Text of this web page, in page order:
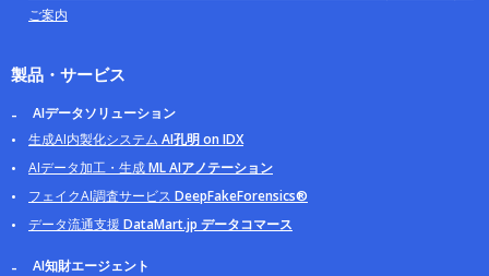
ご案内
製品・サービス
AIデータソリューション
生成AI内製化システム AI孔明 on IDX
AIデータ加工・生成ML AIアノテーション
フェイクAI調査サービス DeepFakeForensics®
データ流通支援 DataMart.jp データコマース
AI知財エージェント